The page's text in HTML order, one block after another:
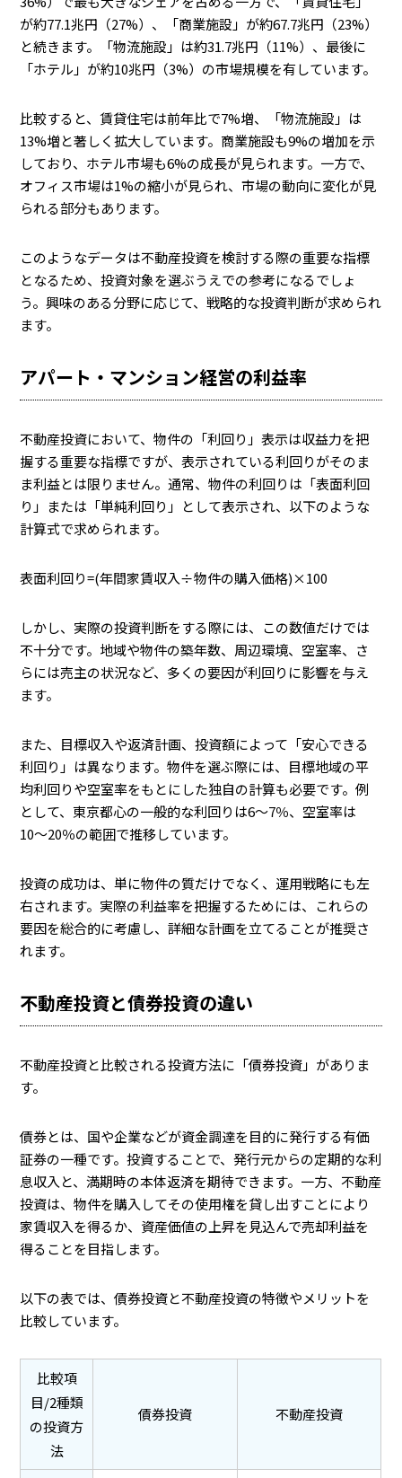
が約77.1兆円（27%）、「商業施設」が約67.7兆円（23%）
と続きます。「物流施設」は約31.7兆円（11%）、最後に
「ホテル」が約10兆円（3%）の市場規模を有しています。
比較すると、賃貸住宅は前年比で7%増、「物流施設」は
13%増と著しく拡大しています。商業施設も9%の増加を示
しており、ホテル市場も6%の成長が見られます。一方で、
オフィス市場は1%の縮小が見られ、市場の動向に変化が見
られる部分もあります。
このようなデータは不動産投資を検討する際の重要な指標
となるため、投資対象を選ぶうえでの参考になるでしょ
う。興味のある分野に応じて、戦略的な投資判断が求められ
ます。
アパート・マンション経営の利益率
不動産投資において、物件の「利回り」表示は収益力を把
握する重要な指標ですが、表示されている利回りがそのま
ま利益とは限りません。通常、物件の利回りは「表面利回
り」または「単純利回り」として表示され、以下のような
計算式で求められます。
表面利回り=(年間家賃収入÷物件の購入価格)×100
しかし、実際の投資判断をする際には、この数値だけでは
不十分です。地域や物件の築年数、周辺環境、空室率、さ
らには売主の状況など、多くの要因が利回りに影響を与え
ます。
また、目標収入や返済計画、投資額によって「安心できる
利回り」は異なります。物件を選ぶ際には、目標地域の平
均利回りや空室率をもとにした独自の計算も必要です。例
として、東京都心の一般的な利回りは6〜7％、空室率は
10〜20％の範囲で推移しています。
投資の成功は、単に物件の質だけでなく、運用戦略にも左
右されます。実際の利益率を把握するためには、これらの
要因を総合的に考慮し、詳細な計画を立てることが推奨さ
れます。
不動産投資と債券投資の違い
不動産投資と比較される投資方法に「債券投資」がありま
す。
債券とは、国や企業などが資金調達を目的に発行する有価
証券の一種です。投資することで、発行元からの定期的な利
息収入と、満期時の本体返済を期待できます。一方、不動産
投資は、物件を購入してその使用権を貸し出すことにより
家賃収入を得るか、資産価値の上昇を見込んで売却利益を
得ることを目指します。
以下の表では、債券投資と不動産投資の特徴やメリットを
比較しています。
比較項
目/2種類
の投資方
法
債券投資 不動産投資